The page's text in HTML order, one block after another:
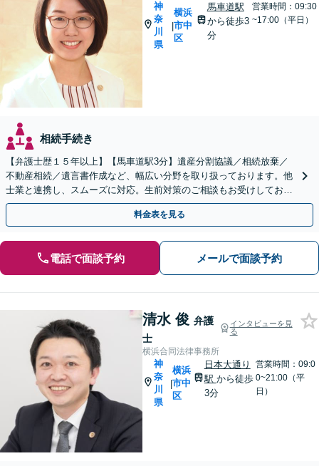
神
奈
川
県
|
横浜
市中
区
馬車道駅
から徒歩3
分
営業時間：09:30
~17:00（平日）
相続手続き
【弁護士歴１５年以上】【馬車道駅3分】遺産分割協議／相続放棄／
不動産相続／遺言書作成など、幅広い分野を取り扱っております。他
士業と連携し、スムーズに対応。生前対策のご相談もお受けしており
ます。【Web相談可】
料金表を見る
電話で面談予約 メールで面談予約
清水 俊 弁護
士
インタビューを見
る
横浜合同法律事務所
神
奈
川
県
|
横浜
市中
区
日本大通り
駅 から徒歩
3分
営業時間：09:0
0~21:00（平
日）